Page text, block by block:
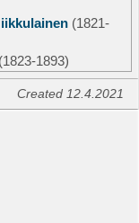
(1821-
1893)
Created 12.4.2021